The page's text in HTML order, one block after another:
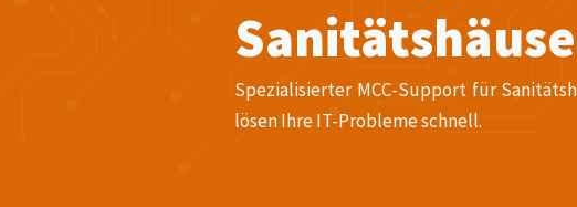
Spezialisierter MCC-Support für
lösen Ihre IT-Probleme schnell.